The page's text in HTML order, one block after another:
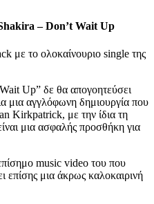
– Don’t Wait Up
με το ολοκαίνουριο single της
Up” δε θα απογοητεύσει
μια αγγλόφωνη δημιουργία που
Kirkpatrick, με την ίδια τη
μια ασφαλής προσθήκη για
music video του που
επίσης μια άκρως καλοκαιρινή